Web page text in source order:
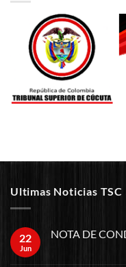
Ultimas Noticias TSC
22
Jun
NOTA DE